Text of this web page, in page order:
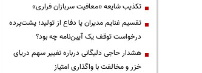
تکذیب شایعه «معافیت سربازان فراری»
تقسیم غنایم مدیران یا دفاع از تولید؛ پشت‌پرده
درخواست توقف یک آیین‌نامه چه بود؟
هشدار حاجی دلیگانی درباره تغییر سهم دریای
خزر و مخالفت با واگذاری امتیاز